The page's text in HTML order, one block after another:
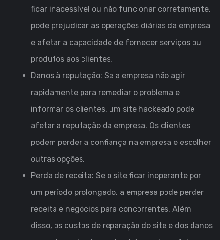
ficar inacessível ou não funcionar corretamente,
pode prejudicar as operações diárias da empresa
e afetar a capacidade de fornecer serviços ou
produtos aos clientes.
Danos à reputação: Se a empresa não agir
rapidamente para remediar o problema e
informar os clientes, um site hackeado pode
afetar a reputação da empresa. Os clientes
podem perder a confiança na empresa e escolher
outras opções.
Perda de receita: Se o site ficar inoperante por
um período prolongado, a empresa pode perder
receita e negócios para concorrentes. Além
disso, os custos de reparação do site e dos danos